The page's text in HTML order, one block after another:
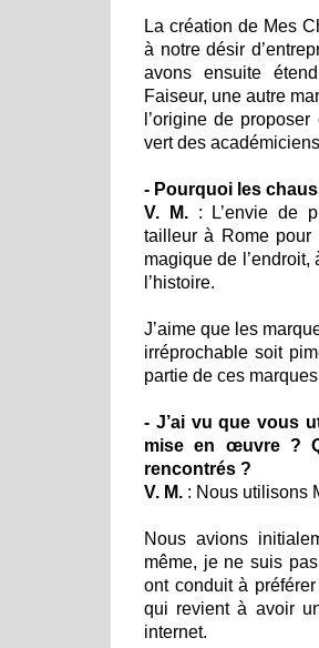
La création de Mes
à notre désir
avons ensuite
Faiseur, une autre
l’origine de
vert des
- Pourquoi les
V. M.: L’envie de
tailleur à Rome pour
magique de
l’histoire.
J’aime que les
irréprochable soit
partie de ces
- J’ai vu que vous
mise en œuvre ?
rencontrés ?
V. M. : Nous utilisons
Nous avions
même, je ne suis
ont conduit à
qui revient à avoir
internet.